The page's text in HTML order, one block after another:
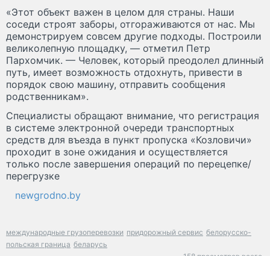
«Этот объект важен в целом для страны. Наши
соседи строят заборы, отгораживаются от нас. Мы
демонстрируем совсем другие подходы. Построили
великолепную площадку, — отметил Петр
Пархомчик. — Человек, который преодолел длинный
путь, имеет возможность отдохнуть, привести в
порядок свою машину, отправить сообщения
родственникам».
Специалисты обращают внимание, что регистрация
в системе электронной очереди транспортных
средств для въезда в пункт пропуска «Козловичи»
проходит в зоне ожидания и осуществляется
только после завершения операций по перецепке/
перегрузке
newgrodno.by
международные грузоперевозки придорожный сервис белорусско-
польская граница беларусь